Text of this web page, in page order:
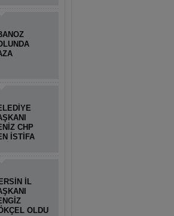
CHP
İSTİFA
İL
OLDU